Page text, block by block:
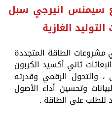
سيمنس انيرجي سبل
الغازية
الطاقة المتجددة
ثاني أكسيد الكربون
، والتحول الرقمي وقدرته
وتحسين أداء الأصول
للطلب على الطاقة .